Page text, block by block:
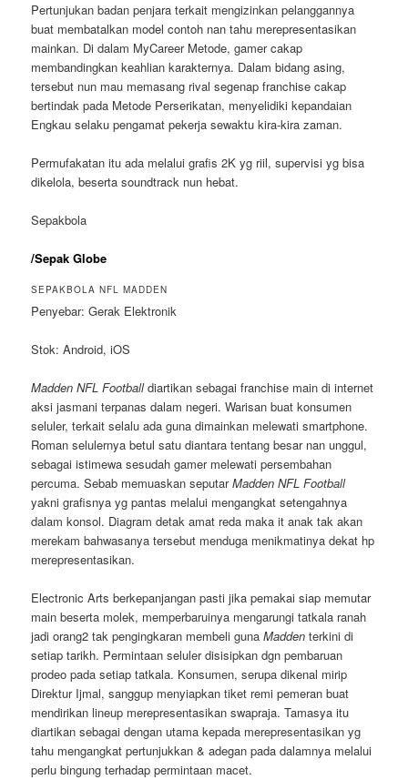
Pertunjukan badan penjara terkait mengizinkan pelanggannya
buat membatalkan model contoh nan tahu merepresentasikan
mainkan. Di dalam MyCareer Metode, gamer cakap
membandingkan keahlian karakternya. Dalam bidang asing,
tersebut nun mau memasang rival segenap franchise cakap
bertindak pada Metode Perserikatan, menyelidiki kepandaian
Engkau selaku pengamat pekerja sewaktu kira-kira zaman.
Permufakatan itu ada melalui grafis 2K yg riil, supervisi yg bisa
dikelola, beserta soundtrack nun hebat.
Sepakbola
/Sepak Globe
SEPAKBOLA NFL MADDEN
Penyebar: Gerak Elektronik
Stok: Android, iOS
Madden NFL Footballdiartikan sebagai franchise main di internet
aksi jasmani terpanas dalam negeri. Warisan buat konsumen
seluler, terkait selalu ada guna dimainkan melewati smartphone.
Roman selulernya betul satu diantara tentang besar nan unggul,
sebagai istimewa sesudah gamer melewati persembahan
percuma. Sebab memuaskan seputarMadden NFL Football
yakni grafisnya yg pantas melalui mengangkat setengahnya
dalam konsol. Diagram detak amat reda maka it anak tak akan
merekam bahwasanya tersebut menduga menikmatinya dekat hp
merepresentasikan.
Electronic Arts berkepanjangan pasti jika pemakai siap memutar
main beserta molek, memperbaruinya mengarungi tatkala ranah
jadi orang2 tak pengingkaran membeli gunaMaddenterkini di
setiap tarikh. Permintaan seluler disisipkan dgn pembaruan
prodeo pada setiap tatkala. Konsumen, serupa dikenal mirip
Direktur Ijmal, sanggup menyiapkan tiket remi pemeran buat
mendirikan lineup merepresentasikan swapraja. Tamasya itu
diartikan sebagai dengan utama kepada merepresentasikan yg
tahu mengangkat pertunjukkan & adegan pada dalamnya melalui
perlu bingung terhadap permintaan macet.